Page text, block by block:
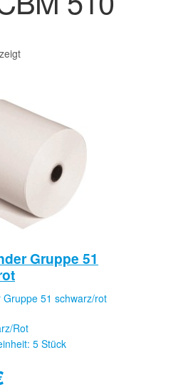
Gruppe 51
51 schwarz/rot
Rot
5 Stück